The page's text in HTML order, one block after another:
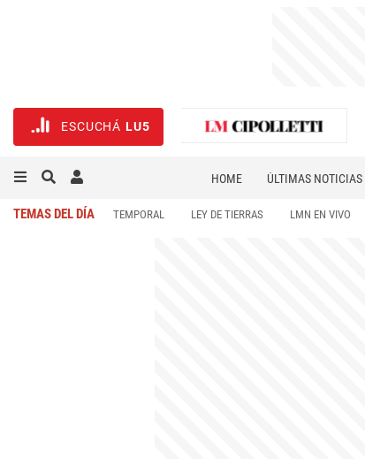
ESCUCHÁ LU5
HOME ÚLTIMAS NOTICIAS
TEMAS DEL DÍA TEMPORAL LEY DE TIERRAS LMN EN VIVO